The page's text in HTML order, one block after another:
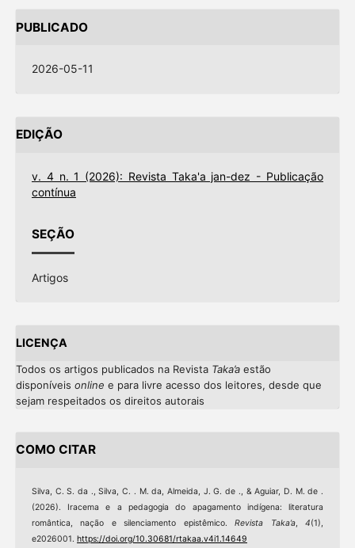
PUBLICADO
2026-05-11
EDIÇÃO
v. 4 n. 1 (2026): Revista Taka'a jan-dez - Publicação
contínua
SEÇÃO
Artigos
LICENÇA
Todos os artigos publicados na Revista Taka’aestão
disponíveis online e para livre acesso dos leitores, desde que
sejam respeitados os direitos autorais
COMO CITAR
Silva, C. S. da ., Silva, C. . M. da, Almeida, J. G. de ., & Aguiar, D. M. de .
(2026). Iracema e a pedagogia do apagamento indígena: literatura
romântica, nação e silenciamento epistêmico.Revista Taka’a,4(1),
e2026001. https://doi.org/10.30681/rtakaa.v4i1.14649